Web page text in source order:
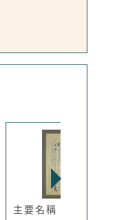
主要名稱：第一章人